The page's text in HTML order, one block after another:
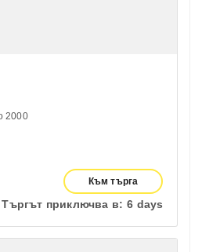
2000
Към търга
Търгът приключва в: 6 days